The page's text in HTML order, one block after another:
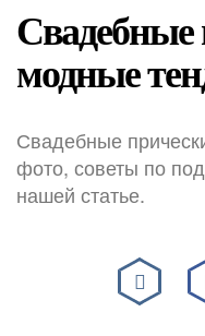
Свадебные
модные
Свадебные
фото, советы по
нашей статье.